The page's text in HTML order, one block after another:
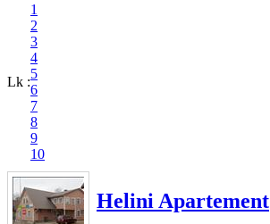
Lk :
1
2
3
4
5
6
7
8
9
10
Helini Apartement